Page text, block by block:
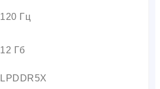
120 Гц
12 Гб
LPDDR5X